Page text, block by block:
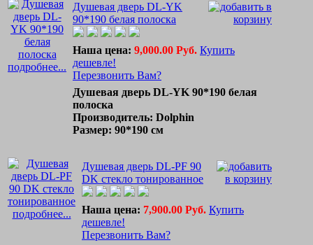
подробнее...
Душевая дверь DL-YK
90*190 белая полоска
Наша цена: 9,000.00 Руб. Купить
дешевле!
Перезвонить Вам?
Душевая дверь DL-YK 90*190 белая
полоска
Производитель: Dolphin
Размер: 90*190 см
подробнее...
Душевая дверь DL-PF 90
DK стекло тонированное
Наша цена: 7,900.00 Руб. Купить
дешевле!
Перезвонить Вам?